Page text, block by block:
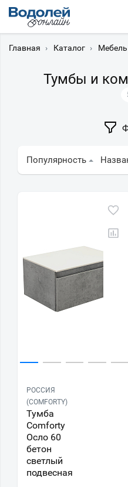
Главная › Каталог ›
Тумбы и
Популярность
РОССИЯ
(COMFORTY)
Тумба
Comforty
Осло 60
бетон
светлый
подвесная